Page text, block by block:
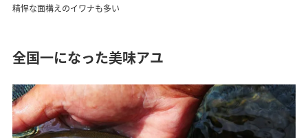
精悍な面構えのイワナも多い
全国一になった美味アユ